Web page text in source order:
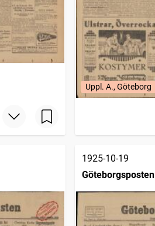
Uppl. A., Göteborg
1925-10-19
Göteborgsposten